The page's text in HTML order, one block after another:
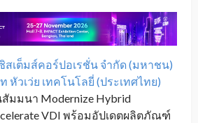
สเต็มส์คอร์ปอเรชั่น จำกัด (มหาชน)
หัวเว่ย เทคโนโลยี่ (ประเทศไทย)
มมนา Modernize Hybrid
VDI พร้อมอัปเดตผลิตภัณฑ์